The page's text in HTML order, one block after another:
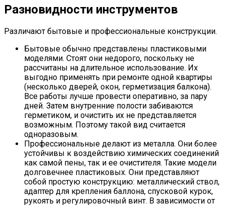
Разновидности инструментов
Различают бытовые и профессиональные конструкции.
Бытовые обычно представлены пластиковыми
моделями. Стоят они недорого, поскольку не
рассчитаны на длительное использование. Их
выгодно применять при ремонте одной квартиры
(несколько дверей, окон, герметизация балкона).
Все работы лучше провести оперативно, за пару
дней. Затем внутренние полости забиваются
герметиком, и очистить их не представляется
возможным. Поэтому такой вид считается
одноразовым.
Профессиональные делают из металла. Они более
устойчивы к воздействию химических соединений
как самой пены, так и ее очистителя. Такие модели
долговечнее пластиковых. Они представляют
собой простую конструкцию: металлический ствол,
адаптер для крепления баллона, спусковой курок,
рукоять и регулировочный винт. В зависимости от